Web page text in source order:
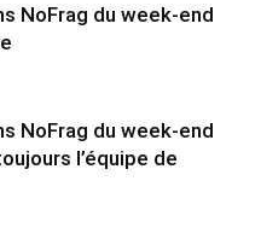
NoFrag du week-end
NoFrag du week-end
l’équipe de